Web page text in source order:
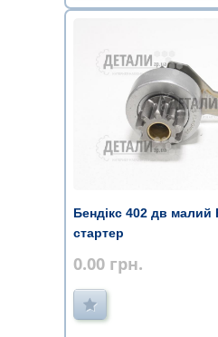
Бендікс 402 дв малий
стартер
0.00 грн.